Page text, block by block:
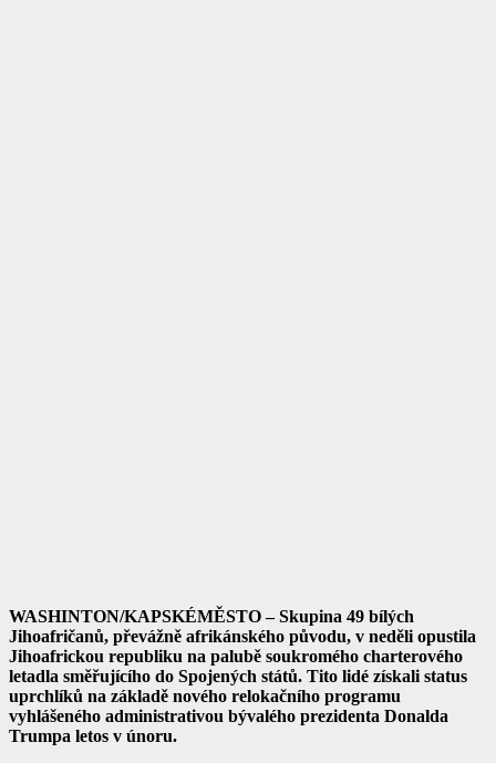
WASHINTON/KAPSKÉMĚSTO – Skupina 49 bílých
Jihoafričanů, převážně afrikánského původu, v neděli opustila
Jihoafrickou republiku na palubě soukromého charterového
letadla směřujícího do Spojených států. Tito lidé získali status
uprchlíků na základě nového relokačního programu
vyhlášeného administrativou bývalého prezidenta Donalda
Trumpa letos v únoru.